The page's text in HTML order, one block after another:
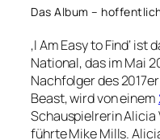
Das Album –
‚I Am Easy to Find‘
National, das im Mai
Nachfolger des
Beast, wird von einem
Schauspielrerin Alicia
führte Mike Mills.